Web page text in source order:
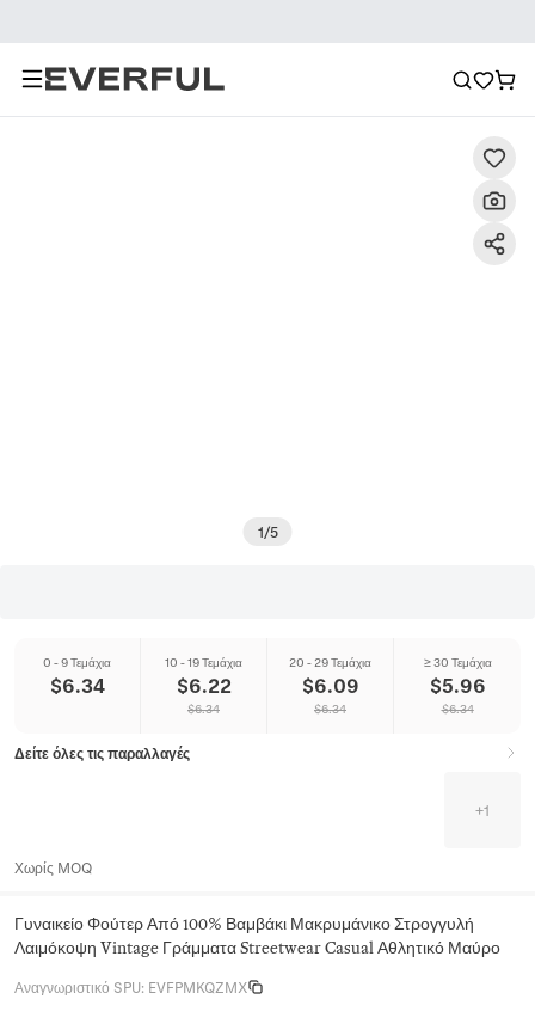
1/5
0 - 9 Τεμάχια
$6.34
10 - 19 Τεμάχια
$6.22
$6.34
20 - 29 Τεμάχια
$6.09
$6.34
≥ 30 Τεμάχια
$5.96
$6.34
Δείτε όλες τις παραλλαγές
+1
Χωρίς MOQ
Γυναικείο Φούτερ Από 100% Βαμβάκι Μακρυμάνικο Στρογγυλή
Λαιμόκοψη Vintage Γράμματα Streetwear Casual Αθλητικό Μαύρο
Αναγνωριστικό SPU: EVFPMKQZMX